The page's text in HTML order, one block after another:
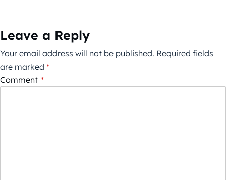
Leave a Reply
Your email address will not be published. Required fields
are marked *
Comment *